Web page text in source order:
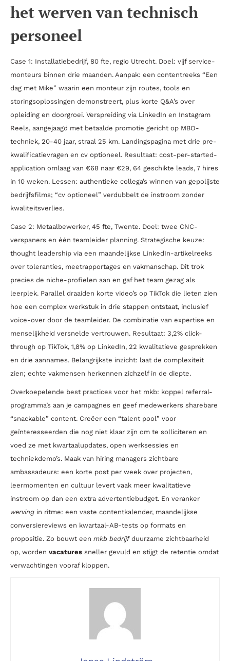
het werven van technisch
personeel
Case 1: Installatiebedrijf, 80 fte, regio Utrecht. Doel: vijf service-
monteurs binnen drie maanden. Aanpak: een contentreeks “Een
dag met Mike” waarin een monteur zijn routes, tools en
storingsoplossingen demonstreert, plus korte Q&A’s over
opleiding en doorgroei. Verspreiding via LinkedIn en Instagram
Reels, aangejaagd met betaalde promotie gericht op MBO-
techniek, 20-40 jaar, straal 25 km. Landingspagina met drie pre-
kwalificatievragen en cv optioneel. Resultaat: cost-per-started-
application omlaag van €68 naar €29, 64 geschikte leads, 7 hires
in 10 weken. Lessen: authentieke collega’s winnen van gepolijste
bedrijfsfilms; “cv optioneel” verdubbelt de instroom zonder
kwaliteitsverlies.
Case 2: Metaalbewerker, 45 fte, Twente. Doel: twee CNC-
verspaners en één teamleider planning. Strategische keuze:
thought leadership via een maandelijkse LinkedIn-artikelreeks
over toleranties, meetrapportages en vakmanschap. Dit trok
precies de niche-profielen aan en gaf het team gezag als
leerplek. Parallel draaiden korte video’s op TikTok die lieten zien
hoe een complex werkstuk in drie stappen ontstaat, inclusief
voice-over door de teamleider. De combinatie van expertise en
menselijkheid versnelde vertrouwen. Resultaat: 3,2% click-
through op TikTok, 1,8% op LinkedIn, 22 kwalitatieve gesprekken
en drie aannames. Belangrijkste inzicht: laat de complexiteit
zien; echte vakmensen herkennen zichzelf in de diepte.
Overkoepelende best practices voor het mkb: koppel referral-
programma’s aan je campagnes en geef medewerkers sharebare
“snackable” content. Creëer een “talent pool” voor
geïnteresseerden die nog niet klaar zijn om te solliciteren en
voed ze met kwartaalupdates, open werksessies en
techniekdemo’s. Maak van hiring managers zichtbare
ambassadeurs: een korte post per week over projecten,
leermomenten en cultuur levert vaak meer kwalitatieve
instroom op dan een extra advertentiebudget. En veranker
werving in ritme: een vaste contentkalender, maandelijkse
conversiereviews en kwartaal-AB-tests op formats en
propositie. Zo bouwt een mkb bedrijfduurzame zichtbaarheid
op, worden vacatures sneller gevuld en stijgt de retentie omdat
verwachtingen vooraf kloppen.